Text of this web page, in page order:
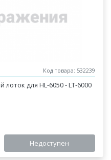
Код товара: 532239
для HL-6050 - LT-6000
Недоступен